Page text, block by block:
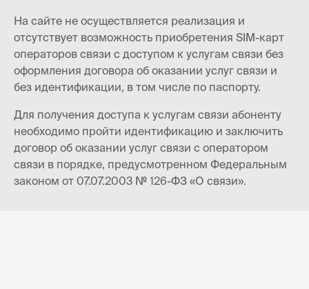
На сайте не осуществляется реализация и
отсутствует возможность приобретения SIM-карт
операторов связи с доступом к услугам связи без
оформления договора об оказании услуг связи и
без идентификации, в том числе по паспорту.
Для получения доступа к услугам связи абоненту
необходимо пройти идентификацию и заключить
договор об оказании услуг связи с оператором
связи в порядке, предусмотренном Федеральным
законом от 07.07.2003 № 126-ФЗ «О связи».